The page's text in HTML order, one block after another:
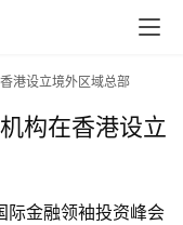
港设立境外区域总部
构在香港设立
际金融领袖投资峰会